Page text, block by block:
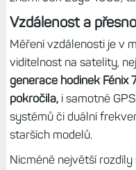
Vzdálenost a
Měření vzdálenosti je v
viditelnost na satelity,
generace hodinek Fénix
pokročila,i samotné
systémů či duální
starších modelů.
Nicméně největší rozdíly